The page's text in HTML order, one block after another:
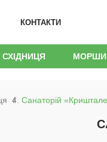
КОНТАКТИ
СХІДНИЦЯ
Санаторій